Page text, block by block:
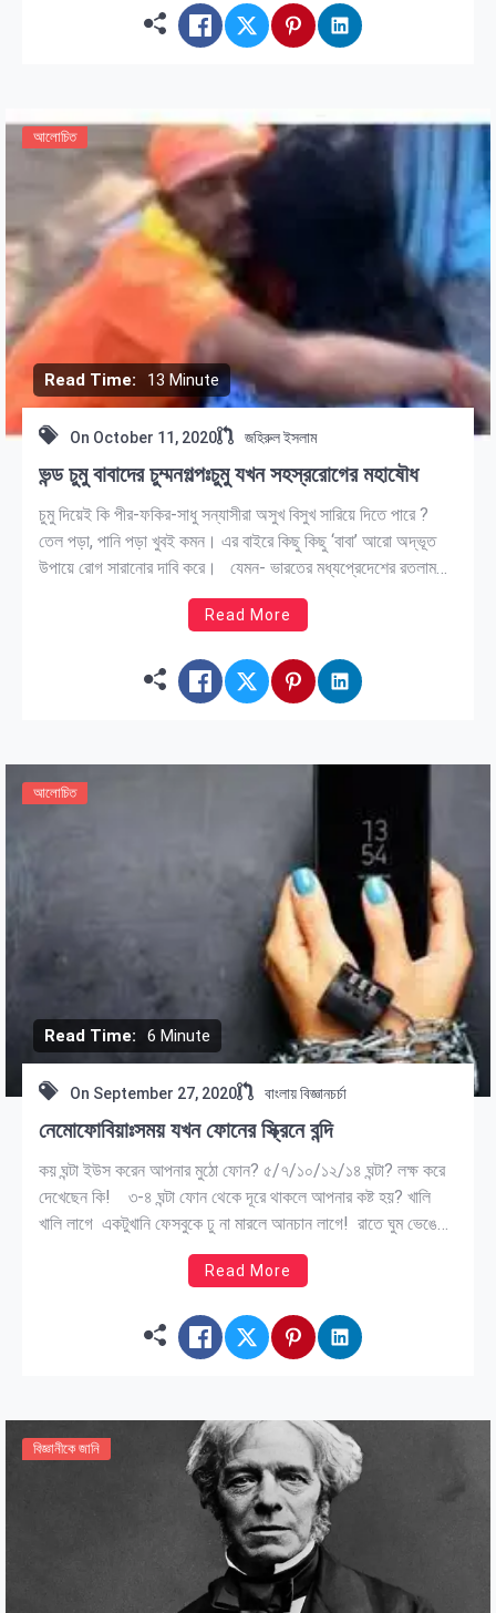
Read Time: 13 Minute
আলোচিত
On October 11, 2020 জহিরুল ইসলাম
ভন্ড চুমু বাবাদের চুম্মনগল্পঃচুমু যখন সহস্ররোগের মহাষৌধ
চুমু দিয়েই কি পীর-ফকির-সাধু সন্যাসীরা অসুখ বিসুখ সারিয়ে দিতে পারে ?
তেল পড়া, পানি পড়া খুবই কমন। এর বাইরে কিছু কিছু ‘বাবা’ আরো অদ্ভূত
উপায়ে রোগ সারানোর দাবি করে। যেমন- ভারতের মধ্যপ্রেদেশের রতলাম
জেলার নয়াপুরা এলাকায় এক কিসিং বাবা চুমু দিয়েই রোগ সারাত। যে কোনো
Read More
Read Time: 6 Minute
আলোচিত
On September 27, 2020 বাংলায় বিজ্ঞানচর্চা
নেমোফোবিয়াঃসময় যখন ফোনের স্ক্রিনে বন্দি
কয় ঘন্টা ইউস করেন আপনার মুঠো ফোন? ৫/৭/১০/১২/১৪ ঘন্টা? লক্ষ করে
দেখেছেন কি! ৩-৪ ঘন্টা ফোন থেকে দূরে থাকলে আপনার কষ্ট হয়? খালি
খালি লাগে একটুখানি ফেসবুকে ঢু না মারলে আনচান লাগে! রাতে ঘুম ভেঙে
গেলে ফোন চেক করেন! দুপুরের খাবার বা রাতেও খাবার খাওয়ার সময়ও ফোন
Read More
বিজ্ঞানীকে জানি